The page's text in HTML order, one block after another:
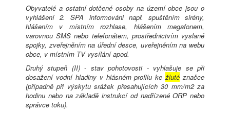
Obyvatelé a ostatní dotčené osoby na území obce jsou o
vyhlášení 2. SPA informováni např. spuštěním sirény,
hlášením v místním rozhlase, hlášením megafonem,
varovnou SMS nebo telefonátem, prostřednictvím vyslané
spojky, zveřejněním na úřední desce, uveřejněním na webu
obce, v místním TV vysílání apod.
Druhý stupeň (II) - stav pohotovosti - vyhlašuje se při
dosažení vodní hladiny v hlásném profilu kežluté značce
(případně při výskytu srážek přesahujících 30 mm/m2 za
hodinu nebo na základě instrukcí od nadřízené ORP nebo
správce toku).